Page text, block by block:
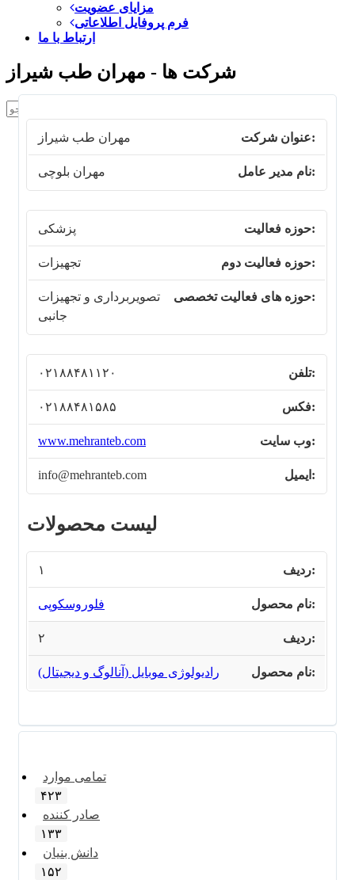
مزایای عضویت
فرم پروفایل اطلاعاتی
ارتباط با ما
شرکت ها - مهران طب شیراز
مهران طب شیراز
مهران بلوچی
پزشکی
تجهیزات
تصویربرداری و تجهیزات
جانبی
۰۲۱۸۸۴۸۱۱۲۰
۰۲۱۸۸۴۸۱۵۸۵
www.mehranteb.com
info@mehranteb.com
لیست محصولات
۱
فلوروسکوپی
۲
رادیولوژی موبایل (آنالوگ و دیجیتال)
تمامی موارد
۴۲۳
صادر کننده
۱۳۳
دانش بنیان
۱۵۲